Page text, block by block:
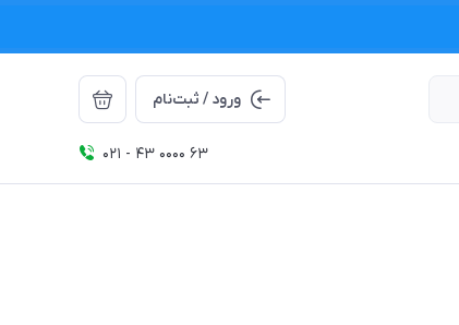
ورود / ثبت‌نام
021 - 43 0000 63